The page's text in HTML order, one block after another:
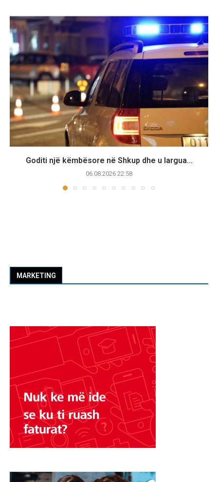
Goditi një këmbësore në Shkup dhe u largua...
06.08.2026 22:58
MARKETING